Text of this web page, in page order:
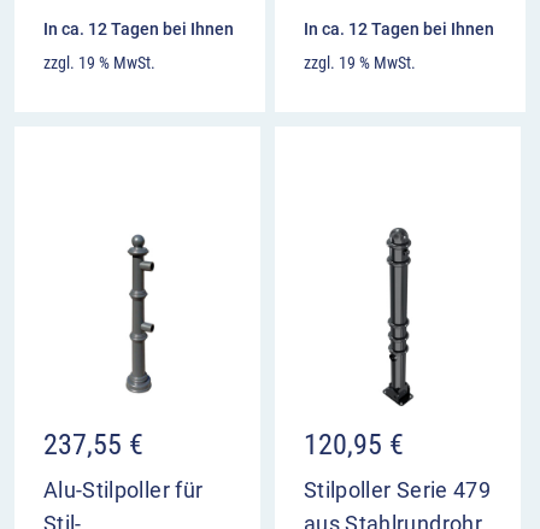
In ca. 12 Tagen bei Ihnen
zzgl. 19 % MwSt.
In ca. 12 Tagen bei Ihnen
zzgl. 19 % MwSt.
237,55 €
Alu-Stilpoller für
Stil-
120,95 €
Stilpoller Serie 479
aus Stahlrundrohr